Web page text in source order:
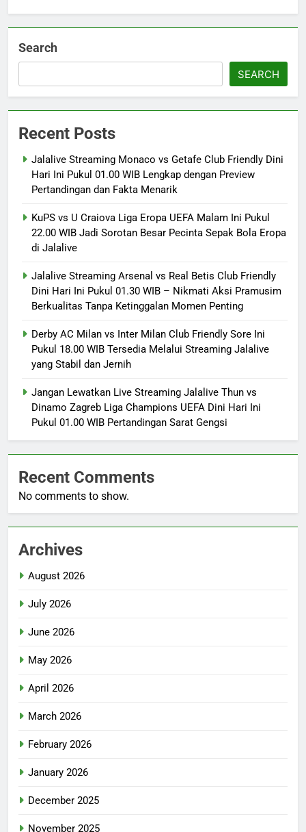
Search
SEARCH
Recent Posts
Jalalive Streaming Monaco vs Getafe Club Friendly Dini
Hari Ini Pukul 01.00 WIB Lengkap dengan Preview
Pertandingan dan Fakta Menarik
KuPS vs U Craiova Liga Eropa UEFA Malam Ini Pukul
22.00 WIB Jadi Sorotan Besar Pecinta Sepak Bola Eropa
di Jalalive
Jalalive Streaming Arsenal vs Real Betis Club Friendly
Dini Hari Ini Pukul 01.30 WIB – Nikmati Aksi Pramusim
Berkualitas Tanpa Ketinggalan Momen Penting
Derby AC Milan vs Inter Milan Club Friendly Sore Ini
Pukul 18.00 WIB Tersedia Melalui Streaming Jalalive
yang Stabil dan Jernih
Jangan Lewatkan Live Streaming Jalalive Thun vs
Dinamo Zagreb Liga Champions UEFA Dini Hari Ini
Pukul 01.00 WIB Pertandingan Sarat Gengsi
Recent Comments
No comments to show.
Archives
August 2026
July 2026
June 2026
May 2026
April 2026
March 2026
February 2026
January 2026
December 2025
November 2025